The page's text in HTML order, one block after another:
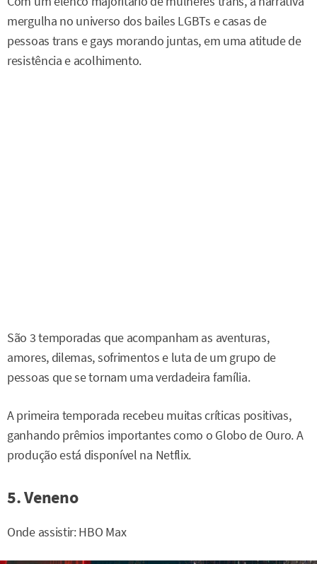
mergulha no universo dos bailes LGBTs e casas de
pessoas trans e gays morando juntas, em uma atitude de
resistência e acolhimento.
São 3 temporadas que acompanham as aventuras,
amores, dilemas, sofrimentos e luta de um grupo de
pessoas que se tornam uma verdadeira família.
A primeira temporada recebeu muitas críticas positivas,
ganhando prêmios importantes como o Globo de Ouro. A
produção está disponível na Netflix.
5. Veneno
Onde assistir: HBO Max